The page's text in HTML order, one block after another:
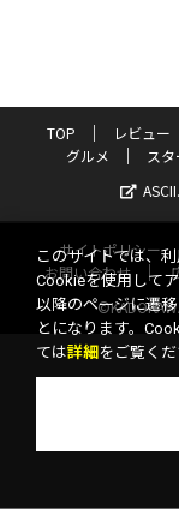
TOP レビュー
グルメ
ス
サイトポリシー
お問い合わせ
このサイトでは、
Cookieを使用して
以降のページに遷
とになります。
ては詳細 をご覧くだ